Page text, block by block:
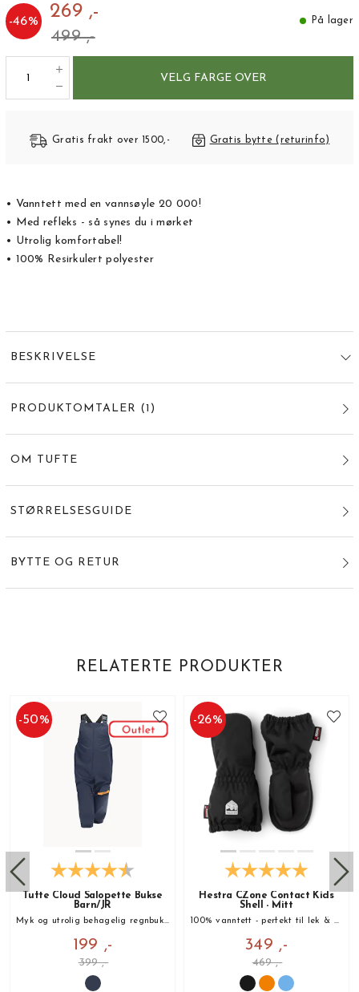
-46% 269 ,-
499 ,-
På lager
VELG FARGE OVER
Gratis frakt over 1500,- Gratis bytte (returinfo)
• Vanntett med en vannsøyle 20 000!
• Med refleks - så synes du i mørket
• Utrolig komfortabel!
• 100% Resirkulert polyester
BESKRIVELSE
PRODUKTOMTALER (1 )
OM TUFTE
STØRRELSESGUIDE
BYTTE OG RETUR
RELATERTE PRODUKTER
-50%
Tufte Cloud Salopette Bukse
Barn/JR
Myk og utrolig behagelig regnbukse med 20 000 Vannsøyle!
199 ,-
399 ,-
-26%
Hestra CZone Contact Kids
Shell - Mitt
100% vanntett - perfekt til lek & moro i barnehagen!
349 ,-
469 ,-